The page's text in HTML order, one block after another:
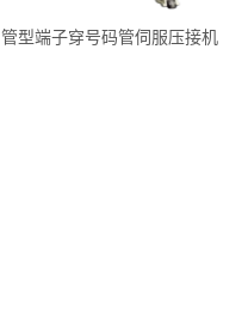
管型端子穿号码管伺服压接机